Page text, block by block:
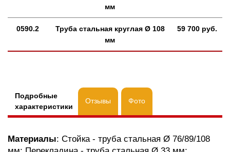
мм
0590.2
Труба стальная круглая Ø 108
мм
59 700 руб.
Подробные
характеристики
Отзывы Фото
Материалы: Стойка - труба стальная Ø 76/89/108